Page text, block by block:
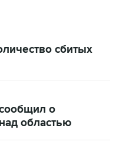
сбитых
о
областью